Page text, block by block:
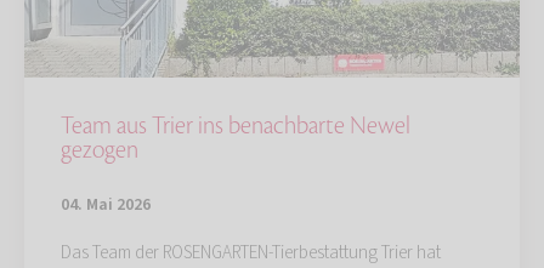
Team aus Trier ins benachbarte Newel
gezogen
04. Mai 2026
Das Team der ROSENGARTEN-Tierbestattung Trier hat